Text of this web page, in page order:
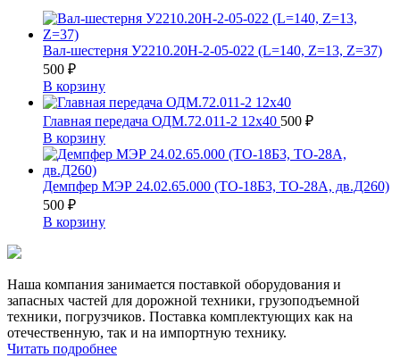
Вал-шестерня У2210.20Н-2-05-022 (L=140, Z=13, Z=37)
500 ₽
В корзину
Главная передача ОДМ.72.011-2 12х40 500 ₽
В корзину
Демпфер МЭР 24.02.65.000 (ТО-18Б3, ТО-28А, дв.Д260)
500 ₽
В корзину
Наша компания занимается поставкой оборудования и
запасных частей для дорожной техники, грузоподъемной
техники, погрузчиков. Поставка комплектующих как на
отечественную, так и на импортную технику.
Читать подробнее